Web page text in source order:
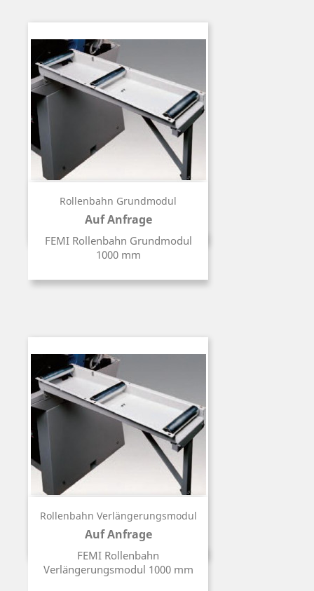
Rollenbahn Grundmodul
Auf Anfrage
FEMI Rollenbahn Grundmodul
1000 mm
Rollenbahn Verlängerungsmodul
Auf Anfrage
Preis
FEMI Rollenbahn
Verlängerungsmodul 1000 mm